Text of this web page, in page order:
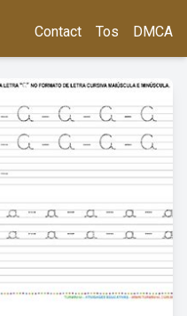
Contact Tos DMCA